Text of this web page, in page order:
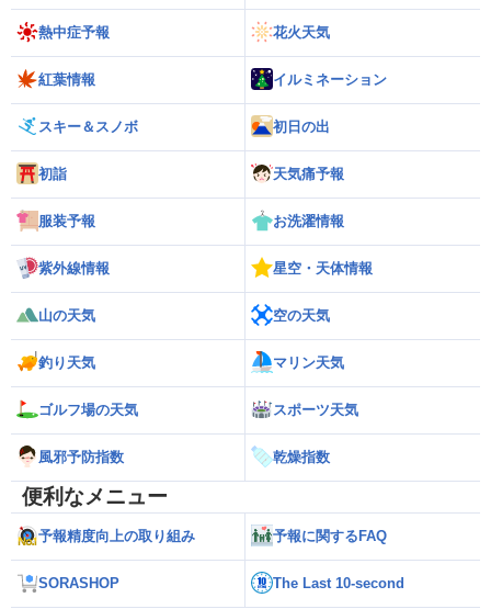
熱中症予報 花火天気
紅葉情報 イルミネーション
スキー＆スノボ 初日の出
初詣 天気痛予報
服装予報 お洗濯情報
紫外線情報 星空・天体情報
山の天気 空の天気
釣り天気 マリン天気
ゴルフ場の天気 スポーツ天気
風邪予防指数 乾燥指数
便利なメニュー
予報精度向上の取り組み 予報に関するFAQ
SORASHOP The Last 10-second